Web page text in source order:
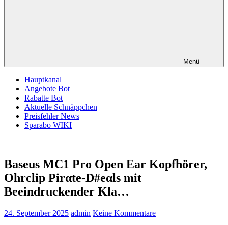
Menü
Hauptkanal
Angebote Bot
Rabatte Bot
Aktuelle Schnäppchen
Preisfehler News
Sparabo WIKI
Baseus MC1 Pro Open Ear Kopfhörer,
Ohrclip Pirαtе-D#еαls mit
Beeindruckender Kla…
24. September 2025 admin Keine Kommentare